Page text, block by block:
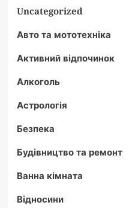
Uncategorized
Авто та мототехніка
Активний відпочинок
Алкоголь
Астрологія
Безпека
Будівництво та ремонт
Ванна кімната
Відносини